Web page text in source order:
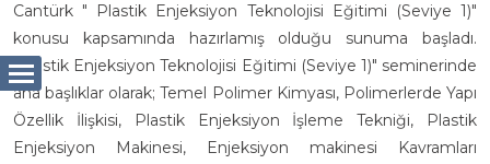
Cantürk " Plastik Enjeksiyon Teknolojisi Eğitimi (Seviye 1)"
konusu kapsamında hazırlamış olduğu sunuma başladı.
"Plastik Enjeksiyon Teknolojisi Eğitimi (Seviye 1)" seminerinde
ana başlıklar olarak; Temel Polimer Kimyası, Polimerlerde Yapı
Özellik İlişkisi, Plastik Enjeksiyon İşleme Tekniği, Plastik
Enjeksiyon Makinesi, Enjeksiyon makinesi Kavramları